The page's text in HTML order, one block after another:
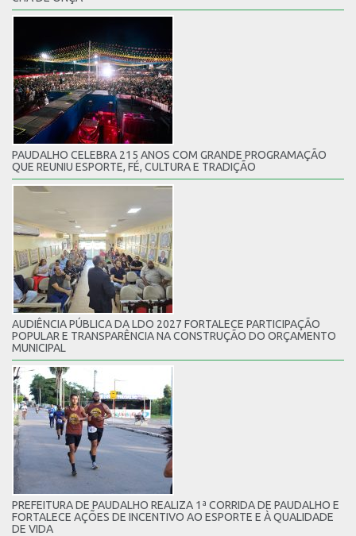
PAUDALHO CELEBRA 215 ANOS COM GRANDE PROGRAMAÇÃO
QUE REUNIU ESPORTE, FÉ, CULTURA E TRADIÇÃO
AUDIÊNCIA PÚBLICA DA LDO 2027 FORTALECE PARTICIPAÇÃO
POPULAR E TRANSPARÊNCIA NA CONSTRUÇÃO DO ORÇAMENTO
MUNICIPAL
PREFEITURA DE PAUDALHO REALIZA 1ª CORRIDA DE PAUDALHO E
FORTALECE AÇÕES DE INCENTIVO AO ESPORTE E À QUALIDADE
DE VIDA